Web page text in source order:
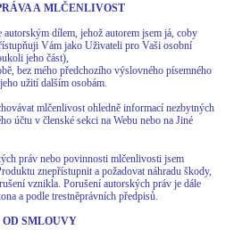
A MLČENLIVOST
dílem, jehož autorem jsem já, coby
Vám jako Uživateli pro Vaši osobní
jeho část),
bez mého předchozího výslovného písemného
užití dalším osobám.
mlčenlivost ohledně informací nezbytných
účtu v členské sekci na Webu nebo na Jiné
práv nebo povinnosti mlčenlivosti jsem
znepřístupnit a požadovat náhradu škody,
vznikla. Porušení autorských práv je dále
a podle trestněprávních předpisů.
SMLOUVY